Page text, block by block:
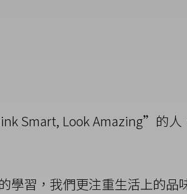
Smart, Look Amazing”的人
學習，我們更注重生活上的品